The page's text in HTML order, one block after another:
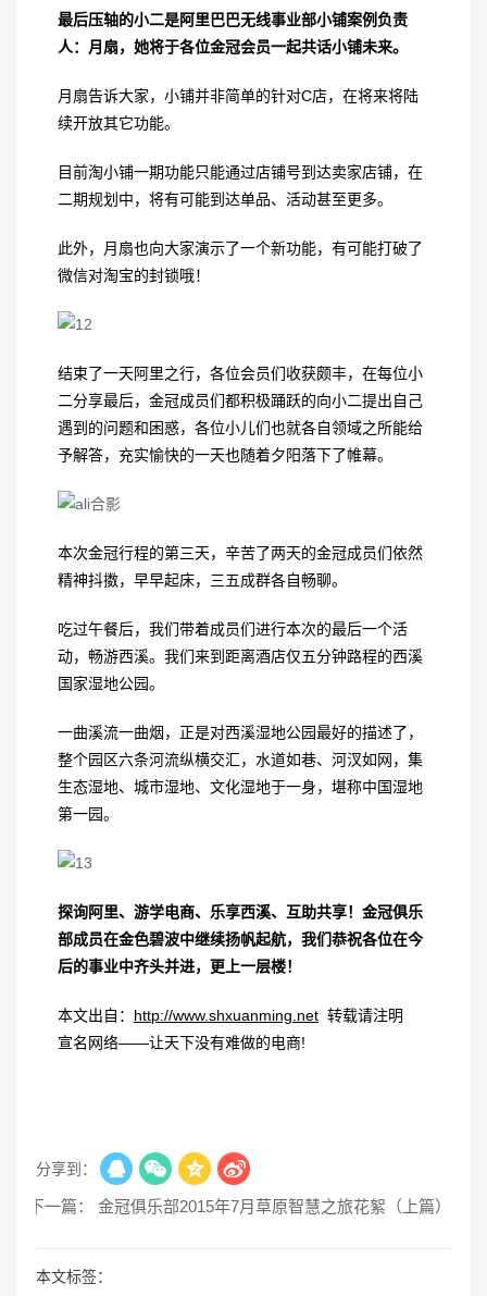
最后压轴的小二是阿里巴巴无线事业部小铺案例负责
人：月扇，她将于各位金冠会员一起共话小铺未来。
月扇告诉大家，小铺并非简单的针对C店，在将来将陆
续开放其它功能。
目前淘小铺一期功能只能通过店铺号到达卖家店铺，在
二期规划中，将有可能到达单品、活动甚至更多。
此外，月扇也向大家演示了一个新功能，有可能打破了
微信对淘宝的封锁哦！
结束了一天阿里之行，各位会员们收获颇丰，在每位小
二分享最后，金冠成员们都积极踊跃的向小二提出自己
遇到的问题和困惑，各位小儿们也就各自领域之所能给
予解答，充实愉快的一天也随着夕阳落下了帷幕。
本次金冠行程的第三天，辛苦了两天的金冠成员们依然
精神抖擞，早早起床，三五成群各自畅聊。
吃过午餐后，我们带着成员们进行本次的最后一个活
动，畅游西溪。我们来到距离酒店仅五分钟路程的西溪
国家湿地公园。
一曲溪流一曲烟，正是对西溪湿地公园最好的描述了，
整个园区六条河流纵横交汇，水道如巷、河汊如网，集
生态湿地、城市湿地、文化湿地于一身，堪称中国湿地
第一园。
探询阿里、游学电商、乐享西溪、互助共享！金冠俱乐
部成员在金色碧波中继续扬帆起航，我们恭祝各位在今
后的事业中齐头并进，更上一层楼！
本文出自： http://www.shxuanming.net 转载请注明
宣名网络——让天下没有难做的电商!
分享到：
下一篇： 金冠俱乐部2015年7月草原智慧之旅花絮（上篇）
本文标签：